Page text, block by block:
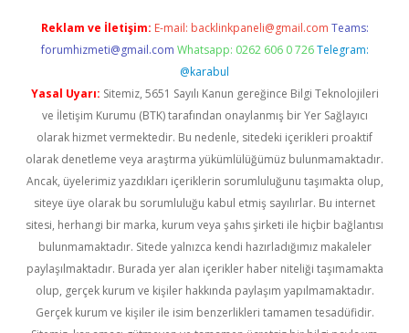
Reklam ve İletişim: E-mail: backlinkpaneli@gmail.com Teams:
forumhizmeti@gmail.com Whatsapp: 0262 606 0 726 Telegram:
@karabul
Yasal Uyarı: Sitemiz, 5651 Sayılı Kanun gereğince Bilgi Teknolojileri
ve İletişim Kurumu (BTK) tarafından onaylanmış bir Yer Sağlayıcı
olarak hizmet vermektedir. Bu nedenle, sitedeki içerikleri proaktif
olarak denetleme veya araştırma yükümlülüğümüz bulunmamaktadır.
Ancak, üyelerimiz yazdıkları içeriklerin sorumluluğunu taşımakta olup,
siteye üye olarak bu sorumluluğu kabul etmiş sayılırlar. Bu internet
sitesi, herhangi bir marka, kurum veya şahıs şirketi ile hiçbir bağlantısı
bulunmamaktadır. Sitede yalnızca kendi hazırladığımız makaleler
paylaşılmaktadır. Burada yer alan içerikler haber niteliği taşımamakta
olup, gerçek kurum ve kişiler hakkında paylaşım yapılmamaktadır.
Gerçek kurum ve kişiler ile isim benzerlikleri tamamen tesadüfidir.